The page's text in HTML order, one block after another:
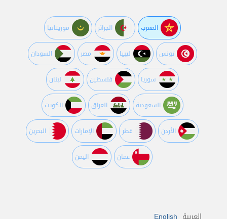
المغرب الجزائر موريتانيا
تونس ليبيا مصر السودان
سوريا فلسطين لبنان
السعودية العراق الكويت
اﻷردن قطر اﻹمارات البحرين
عمان اليمن